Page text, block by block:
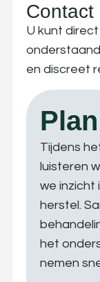
Contact
U kunt
en discreet
Tijdens
luisteren
we inzicht
herstel.
het
nemen